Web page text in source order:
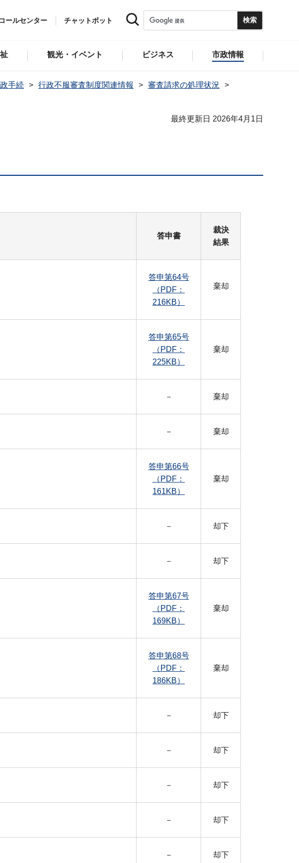
コールセンター チャットボット
観光・イベント ビジネス 市政情報
手続 行政不服審査制度関連情報
審査請求の処理状況
最終更新日 2026年4月1日
答申書
裁決
結果
答申第64号
（PDF：
216KB）
棄却
答申第65号
（PDF：
225KB）
棄却
－ 棄却
－ 棄却
答申第66号
（PDF：
161KB）
棄却
－ 却下
－ 却下
答申第67号
（PDF：
169KB）
棄却
答申第68号
（PDF：
186KB）
棄却
－ 却下
－ 却下
－ 却下
－ 却下
－ 却下